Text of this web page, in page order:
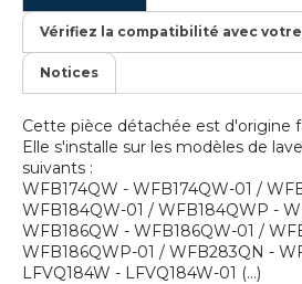
Vérifiez la compatibilité avec votre
Notices
Cette pièce détachée est d'origine
Elle s'installe sur les modèles de
suivants :
WFB174QW - WFB174QW-01 /
WFB184QW-01 / WFB184QWP -
WFB186QW - WFB186QW-01 /
WFB186QWP-01 / WFB283QN -
LFVQ184W - LFVQ184W-01 (...)